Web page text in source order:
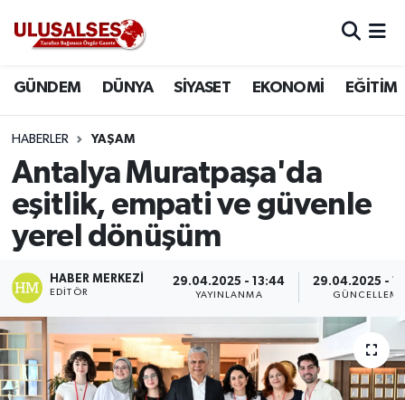
GÜNDEM DÜNYA SİYASET EKONOMİ EĞİTİM
HABERLER YAŞAM
Antalya Muratpaşa'da
eşitlik, empati ve güvenle
yerel dönüşüm
HABER MERKEZI
EDITÖR
29.04.2025 - 13:44
YAYINLANMA
29.04.2025 -
GÜNCELLEME
DÜNYA
SİYASET
EKONOMİ
SAĞLIK
MAGAZİN
SPOR
Trafik Durumu
Süper Lig Puan Durumu ve Fikstür
Tüm Manşetler
Son Dakika Haberleri
Haber Arşivi